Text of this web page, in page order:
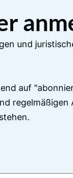
und
auf
regelmäßigen